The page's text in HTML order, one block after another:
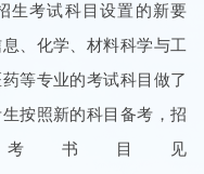
生考试科目设置的新要
、化学、材料科学与工
药等专业的考试科目做了
按照新的科目备考，招
书目见